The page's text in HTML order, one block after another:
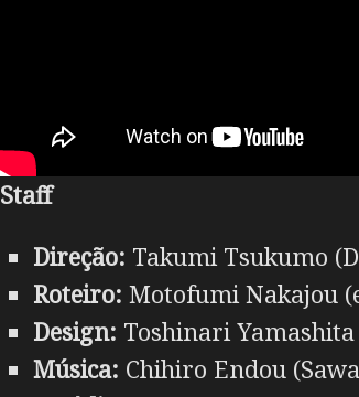
Staff
Direção: Takumi Tsukumo
Roteiro: Motofumi Nakajou
Design: Toshinari
Música: Chihiro Endou